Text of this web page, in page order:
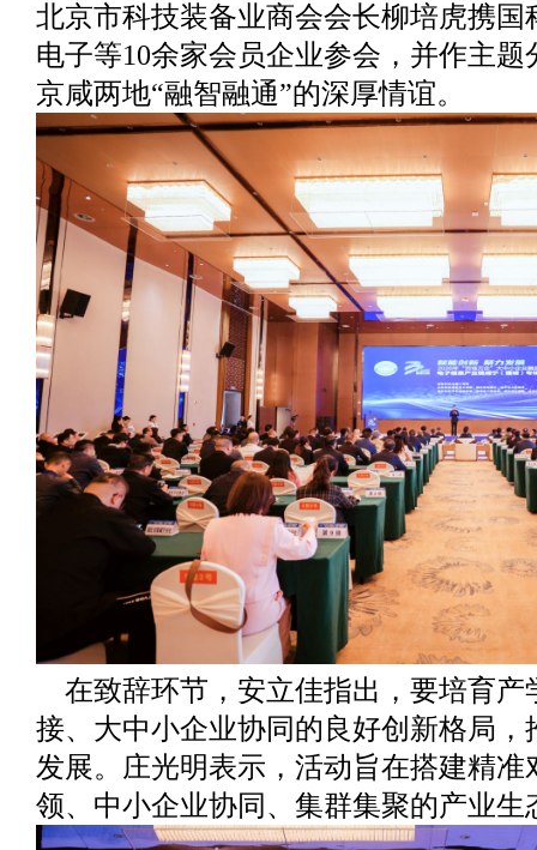
北京市科技装备业商会会长柳培虎携
电子等10余家会员企业参会，并作主
京咸两地“融智融通”的深厚情谊。
在致辞环节，安立佳指出，要培育产
接、大中小企业协同的良好创新格局
发展。庄光明表示，活动旨在搭建精
领、中小企业协同、集群集聚的产业生